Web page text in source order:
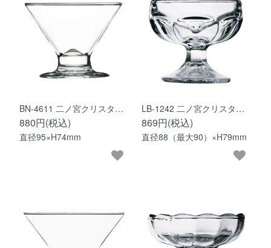
BN-4611 二ノ宮クリスタ…
880円(税込)
直径95×H74mm
LB-1242 二ノ宮クリスタ…
869円(税込)
直径88（最大90）×H79mm